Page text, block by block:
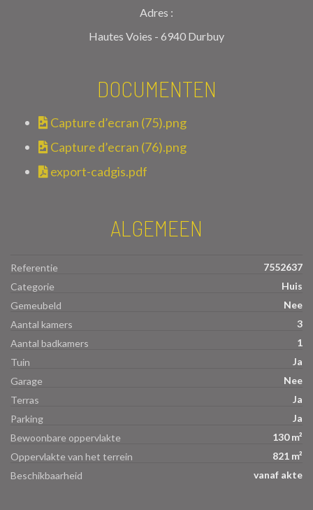
Adres :
Hautes Voies - 6940 Durbuy
DOCUMENTEN
Capture d’ecran (75).png
Capture d’ecran (76).png
export-cadgis.pdf
ALGEMEEN
Referentie
7552637
Categorie
Huis
Gemeubeld
Nee
Aantal kamers
3
Aantal badkamers
1
Tuin
Ja
Garage
Nee
Terras
Ja
Parking
Ja
Bewoonbare oppervlakte
130 m²
Oppervlakte van het terrein
821 m²
Beschikbaarheid
vanaf akte